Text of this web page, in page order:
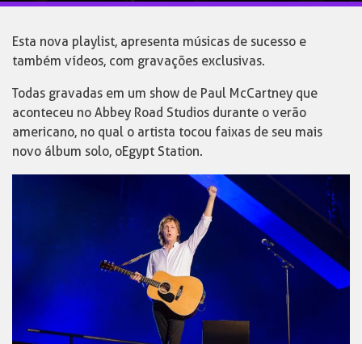
Esta nova playlist, apresenta músicas de sucesso e
também vídeos, com gravações exclusivas.
Todas gravadas em um show de Paul McCartney que
aconteceu no Abbey Road Studios durante o verão
americano, no qual o artista tocou faixas de seu mais
novo álbum solo, o Egypt Station.